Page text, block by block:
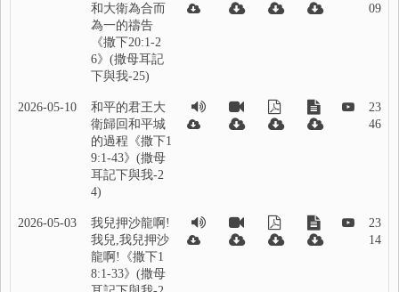
和大衛為合而
為一的禱告
《撒下20:1-2
6》(撒母耳記
下與我-25)
09
2026-05-10
和平的君王大
衛歸回和平城
的過程《撒下1
9:1-43》(撒母
耳記下與我-2
4)
23
46
2026-05-03
我兒押沙龍啊!
我兒,我兒押沙
龍啊!《撒下1
8:1-33》(撒母
23
14